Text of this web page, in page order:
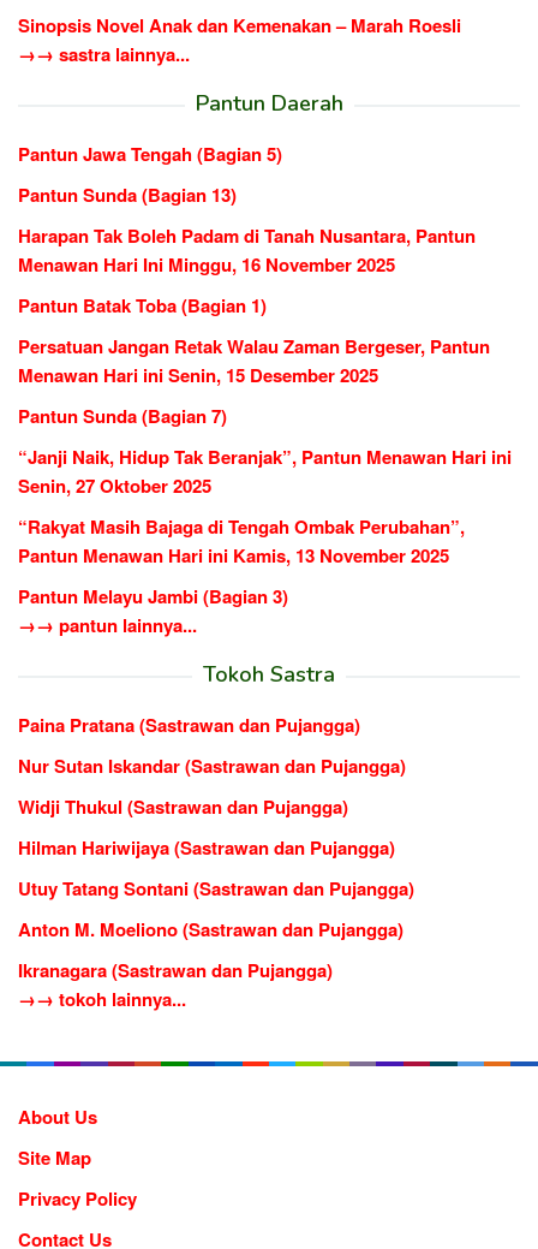
Sinopsis Novel Anak dan Kemenakan – Marah Roesli
→→ sastra lainnya...
Pantun Daerah
Pantun Jawa Tengah (Bagian 5)
Pantun Sunda (Bagian 13)
Harapan Tak Boleh Padam di Tanah Nusantara, Pantun
Menawan Hari Ini Minggu, 16 November 2025
Pantun Batak Toba (Bagian 1)
Persatuan Jangan Retak Walau Zaman Bergeser, Pantun
Menawan Hari ini Senin, 15 Desember 2025
Pantun Sunda (Bagian 7)
“Janji Naik, Hidup Tak Beranjak”, Pantun Menawan Hari ini
Senin, 27 Oktober 2025
“Rakyat Masih Bajaga di Tengah Ombak Perubahan”,
Pantun Menawan Hari ini Kamis, 13 November 2025
Pantun Melayu Jambi (Bagian 3)
→→ pantun lainnya...
Tokoh Sastra
Paina Pratana (Sastrawan dan Pujangga)
Nur Sutan Iskandar (Sastrawan dan Pujangga)
Widji Thukul (Sastrawan dan Pujangga)
Hilman Hariwijaya (Sastrawan dan Pujangga)
Utuy Tatang Sontani (Sastrawan dan Pujangga)
Anton M. Moeliono (Sastrawan dan Pujangga)
Ikranagara (Sastrawan dan Pujangga)
→→ tokoh lainnya...
About Us
Site Map
Privacy Policy
Contact Us